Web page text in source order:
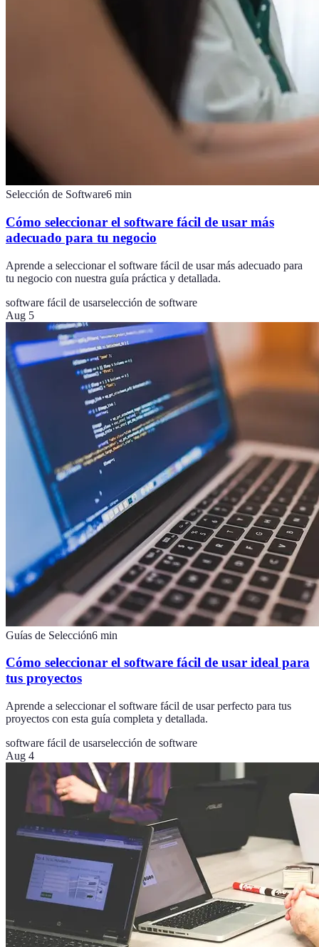
Selección de Software6 min
Cómo seleccionar el software fácil de usar más
adecuado para tu negocio
Aprende a seleccionar el software fácil de usar más adecuado para
tu negocio con nuestra guía práctica y detallada.
software fácil de usarselección de software
Aug 5
Guías de Selección6 min
Cómo seleccionar el software fácil de usar ideal para
tus proyectos
Aprende a seleccionar el software fácil de usar perfecto para tus
proyectos con esta guía completa y detallada.
software fácil de usarselección de software
Aug 4